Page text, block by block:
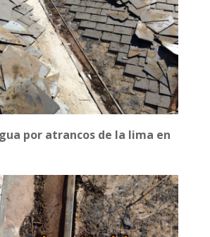
por atrancos de la lima en